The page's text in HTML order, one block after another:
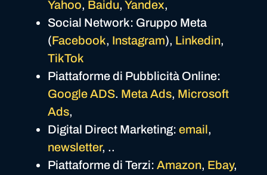
Yahoo, Baidu, Yandex,
Social Network: Gruppo Meta
(Facebook, Instagram), Linkedin,
TikTok
Piattaforme di Pubblicità Online:
Google ADS. Meta Ads, Microsoft
Ads,
Digital Direct Marketing: email,
newsletter, ..
Piattaforme di Terzi: Amazon, Ebay,